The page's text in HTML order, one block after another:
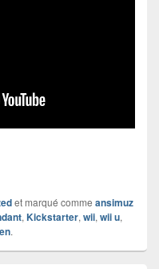
et marqué comme ansimuz
, Kickstarter, wii, wii u,
.